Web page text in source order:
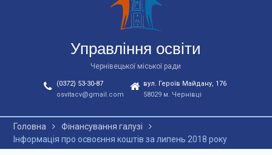
Вакансії у ЗДО та
дошкільних підрозділах
ЗЗСО станом на
01.08.2026 р.
Управління освіти
Чернівецької міської ради
(0372) 53-30-87
osvitacv@gmail.com
вул. Героїв Майдану, 176
58029 м. Чернівці
Головна
Фінансування галузі
Інформація про освоєння коштів за липень 2018 року